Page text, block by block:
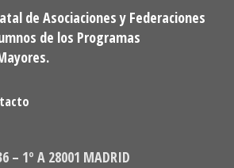
de Asociaciones y Federaciones
de los Programas
– 1º A 28001 MADRID